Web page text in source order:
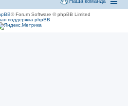
® Forum Software © phpBB Limited
поддержка phpBB